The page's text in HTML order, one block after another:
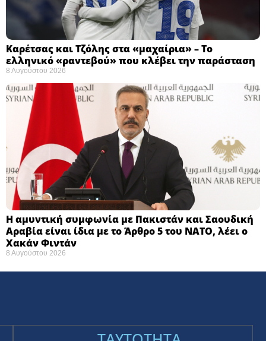
Καρέτσας και Τζόλης στα «μαχαίρια» – Το
ελληνικό «ραντεβού» που κλέβει την παράσταση
8 Αυγούστου 2026
Η αμυντική συμφωνία με Πακιστάν και Σαουδική
Αραβία είναι ίδια με το Άρθρο 5 του ΝΑΤΟ, λέει ο
Χακάν Φιντάν
8 Αυγούστου 2026